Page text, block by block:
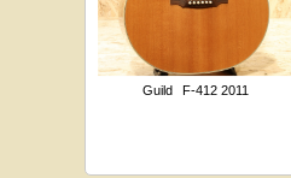
Guild F-412 2011